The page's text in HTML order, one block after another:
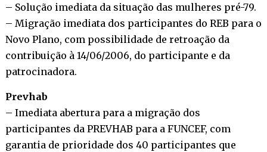
– Solução imediata da situação das mulheres pré-79.
– Migração imediata dos participantes do REB para o
Novo Plano, com possibilidade de retroação da
contribuição à 14/06/2006, do participante e da
patrocinadora.
Prevhab
– Imediata abertura para a migração dos
participantes da PREVHAB para a FUNCEF, com
garantia de prioridade dos 40 participantes que